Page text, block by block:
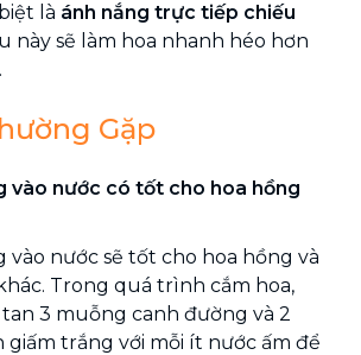
là ánh nắng trực tiếp chiếu
này sẽ làm hoa nhanh héo hơn
Gặp
vào nước có tốt cho hoa hồng
vào nước sẽ tốt cho hoa hồng và
Trong quá trình cắm hoa,
3 muỗng canh đường và 2
giấm trắng với mỗi ít nước ấm để